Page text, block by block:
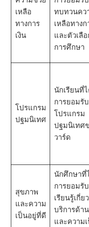
เหลือ
ทางการ
เงิน
ทบทวนคว
เหลือทางก
และตัวเลื
การศึกษา
โปรแกรม
ปฐมนิเทศ
นักเรียนที่
การยอมรั
โปรแกรม
ปฐมนิเทศ
วาร์ด
สุขภาพ
และความ
เป็นอยู่ที่ดี
นักศึกษาที่
การยอมรั
เรียนรู้เกี่ย
บริการด้า
และความ